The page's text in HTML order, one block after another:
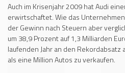
Auch im Krisenjahr 2009 hat Audi
erwirtschaftet. Wie das
der Gewinn nach Steuern aber
um 38,9 Prozent auf 1,3 Milliarden
laufenden Jahr an den
als eine Million Autos zu verkaufen.